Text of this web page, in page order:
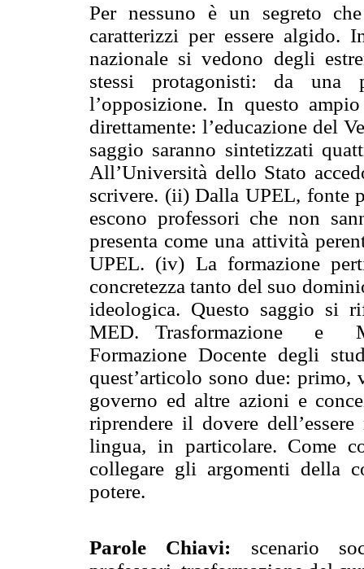
Per nessuno è un segreto
caratterizzi per essere
nazionale si vedono degli
stessi protagonisti: da una
l’opposizione. In questo
direttamente: l’educazione del
saggio saranno sintetizzati
All’Università dello Stato
scrivere. (ii) Dalla UPEL, fonte
escono professori che non
presenta come una attività
UPEL. (iv) La formazione
concretezza tanto del suo
ideologica. Questo saggio si
MED. Trasformazione e
Formazione Docente degli
quest’articolo sono due: primo,
governo ed altre azioni e
riprendere il dovere
lingua, in particolare. Come
collegare gli argomenti della
potere.
Parole Chiavi: scenario